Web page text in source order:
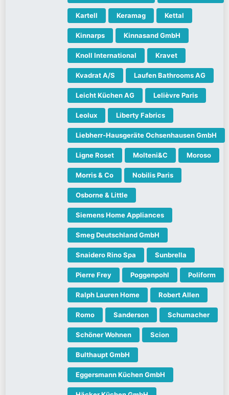
Kartell Keramag Kettal
Kinnarps Kinnasand GmbH
Knoll International Kravet
Kvadrat A/S Laufen Bathrooms AG
Leicht Küchen AG Lelièvre Paris
Leolux Liberty Fabrics
Liebherr-Hausgeräte Ochsenhausen GmbH
Ligne Roset Molteni&C Moroso
Morris & Co Nobilis Paris
Osborne & Little
Siemens Home Appliances
Smeg Deutschland GmbH
Snaidero Rino Spa Sunbrella
Pierre Frey Poggenpohl Poliform
Ralph Lauren Home Robert Allen
Romo Sanderson Schumacher
Schöner Wohnen Scion
Bulthaupt GmbH
Eggersmann Küchen GmbH